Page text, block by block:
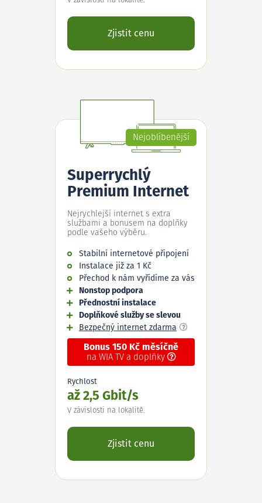
Zjistit cenu
Nejoblíbenější
Superrychlý
Premium Internet
Nejrychlejší internet s extra
službami a bonusem na doplňky
podle vašeho výběru.
Stabilní internetové připojení
Instalace již za 1 Kč
Přechod k nám vyřídíme za vás
Nonstop podpora
Přednostní instalace
Doplňkové služby se slevou
Bezpečný internet zdarma
Bonus 150 Kč měsíčně
na WIA TV a doplňky
Rychlost
až 2,5 Gbit/s
V závislosti na lokalitě.
Zjistit cenu